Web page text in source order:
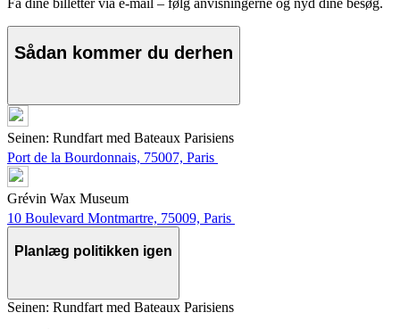
Sådan kommer du derhen
Seinen: Rundfart med Bateaux Parisiens
Port de la Bourdonnais, 75007, Paris
Grévin Wax Museum
10 Boulevard Montmartre, 75009, Paris
Planlæg politikken igen
Seinen: Rundfart med Bateaux Parisiens